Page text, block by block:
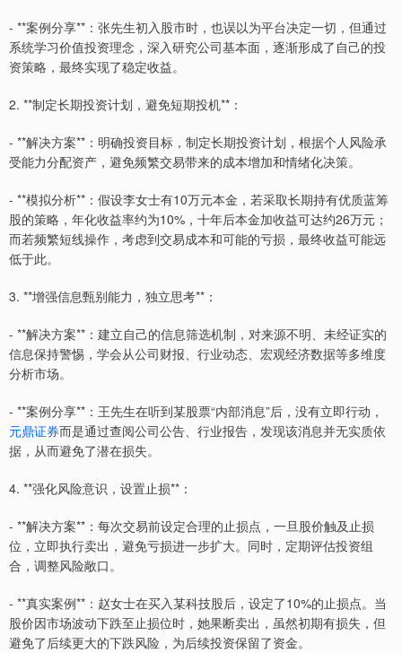
- **案例分享**：张先生初入股市时，也误以为平台决定一切，但通过
系统学习价值投资理念，深入研究公司基本面，逐渐形成了自己的投
资策略，最终实现了稳定收益。
2. **制定长期投资计划，避免短期投机**：
- **解决方案**：明确投资目标，制定长期投资计划，根据个人风险承
受能力分配资产，避免频繁交易带来的成本增加和情绪化决策。
- **模拟分析**：假设李女士有10万元本金，若采取长期持有优质蓝筹
股的策略，年化收益率约为10%，十年后本金加收益可达约26万元；
而若频繁短线操作，考虑到交易成本和可能的亏损，最终收益可能远
低于此。
3. **增强信息甄别能力，独立思考**：
- **解决方案**：建立自己的信息筛选机制，对来源不明、未经证实的
信息保持警惕，学会从公司财报、行业动态、宏观经济数据等多维度
分析市场。
- **案例分享**：王先生在听到某股票“内部消息”后，没有立即行动，
元鼎证券而是通过查阅公司公告、行业报告，发现该消息并无实质依
据，从而避免了潜在损失。
4. **强化风险意识，设置止损**：
- **解决方案**：每次交易前设定合理的止损点，一旦股价触及止损
位，立即执行卖出，避免亏损进一步扩大。同时，定期评估投资组
合，调整风险敞口。
- **真实案例**：赵女士在买入某科技股后，设定了10%的止损点。当
股价因市场波动下跌至止损位时，她果断卖出，虽然初期有损失，但
避免了后续更大的下跌风险，为后续投资保留了资金。